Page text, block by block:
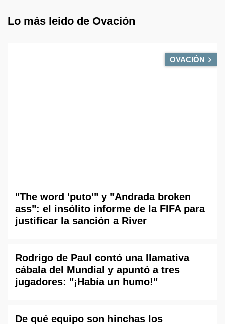
Lo más leido de Ovación
OVACIÓN
"The word 'puto'" y "Andrada broken
ass": el insólito informe de la FIFA para
justificar la sanción a River
Rodrigo de Paul contó una llamativa
cábala del Mundial y apuntó a tres
jugadores: "¡Había un humo!"
De qué equipo son hinchas los